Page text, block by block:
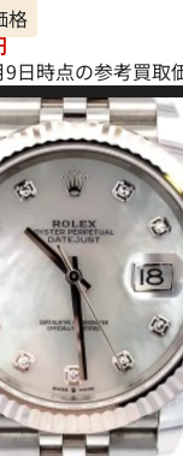
格
日時点の参考買取